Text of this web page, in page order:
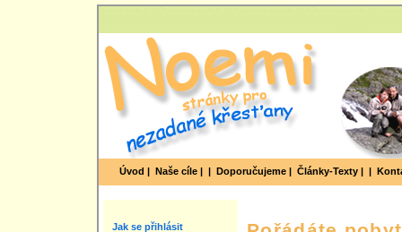
Úvod | Naše cíle | | Doporučujeme | Články-Texty | |
Jak se přihlásit